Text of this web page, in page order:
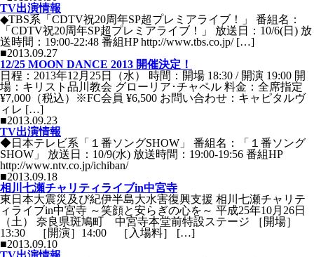
TV出演情報
◆TBS系「CDTV祝20周年SP超プレミアライブ！」 番組名：
「CDTV祝20周年SP超プレミアライブ！」 放送日：10/6(日) 放
送時間：19:00-22:48 番組HP http://www.tbs.co.jp/ […]
■2013.09.27
12/25 MOON DANCE 2013 開催決定！
日程：2013年12月25日（水） 時間：開場 18:30 / 開演 19:00 開
場：キリスト品川教会 グローリア･チャペル 料金：全席指定
¥7,000（税込）※FC会員 ¥6,500 お問い合わせ：キャピタルヴ
ィレ […]
■2013.09.23
TV出演情報
◆日本テレビ系「１番ソングSHOW」 番組名：「１番ソング
SHOW」 放送日：10/9(水) 放送時間：19:00-19:56 番組HP
http://www.ntv.co.jp/ichiban/
■2013.09.18
相川七瀬チャリティライブin中宮寺
東日本大震災及び紀伊半島大水害復興支援 相川七瀬チャリテ
ィライブin中宮寺 ～笑顔と安らぎの心を～ 平成25年10月26日
（土） 奈良県斑鳩町 中宮寺本堂前特設ステージ ［開場］
13:30 ［開演］14:00 ［入場料］ […]
■2013.09.10